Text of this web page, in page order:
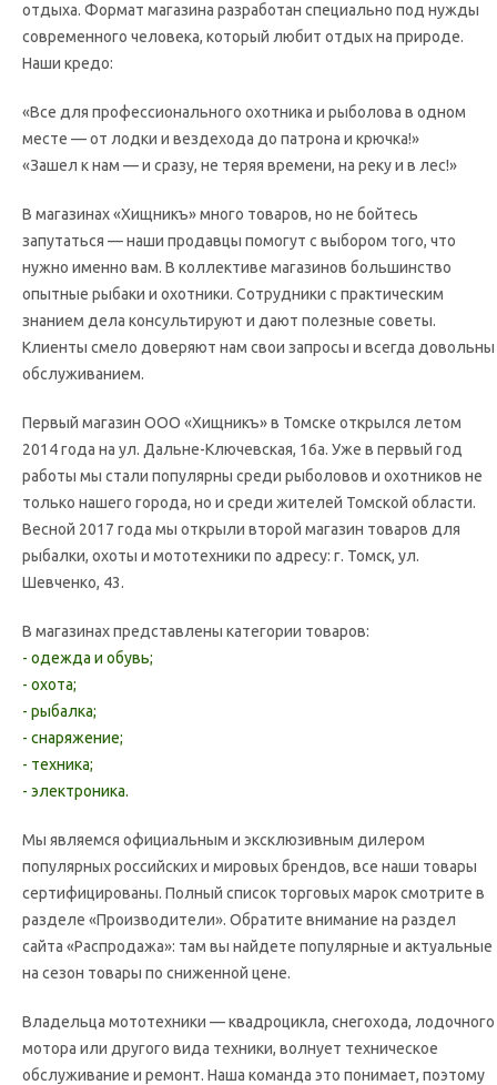
отдыха. Формат магазина разработан специально под нужды
современного человека, который любит отдых на природе.
Наши кредо:
«Все для профессионального охотника и рыболова в одном
месте — от лодки и вездехода до патрона и крючка!»
«Зашел к нам — и сразу, не теряя времени, на реку и в лес!»
В магазинах «Хищникъ» много товаров, но не бойтесь
запутаться — наши продавцы помогут с выбором того, что
нужно именно вам. В коллективе магазинов большинство
опытные рыбаки и охотники. Сотрудники с практическим
знанием дела консультируют и дают полезные советы.
Клиенты смело доверяют нам свои запросы и всегда довольны
обслуживанием.
Первый магазин ООО «Хищникъ» в Томске открылся летом
2014 года на ул. Дальне-Ключевская, 16а. Уже в первый год
работы мы стали популярны среди рыболовов и охотников не
только нашего города, но и среди жителей Томской области.
Весной 2017 года мы открыли второй магазин товаров для
рыбалки, охоты и мототехники по адресу: г. Томск, ул.
Шевченко, 43.
В магазинах представлены категории товаров:
- одежда и обувь;
- охота;
- рыбалка;
- снаряжение;
- техника;
- электроника.
Мы являемся официальным и эксклюзивным дилером
популярных российских и мировых брендов, все наши товары
сертифицированы. Полный список торговых марок смотрите в
разделе «Производители». Обратите внимание на раздел
сайта «Распродажа»: там вы найдете популярные и актуальные
на сезон товары по сниженной цене.
Владельца мототехники — квадроцикла, снегохода, лодочного
мотора или другого вида техники, волнует техническое
обслуживание и ремонт. Наша команда это понимает, поэтому